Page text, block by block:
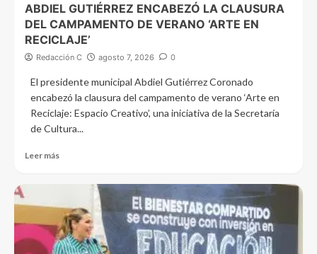
ABDIEL GUTIÉRREZ ENCABEZÓ LA CLAUSURA
DEL CAMPAMENTO DE VERANO ‘ARTE EN
RECICLAJE’
Redacción C agosto 7, 2026 0
El presidente municipal Abdiel Gutiérrez Coronado
encabezó la clausura del campamento de verano ‘Arte en
Reciclaje: Espacio Creativo’, una iniciativa de la Secretaría
de Cultura...
Leer más